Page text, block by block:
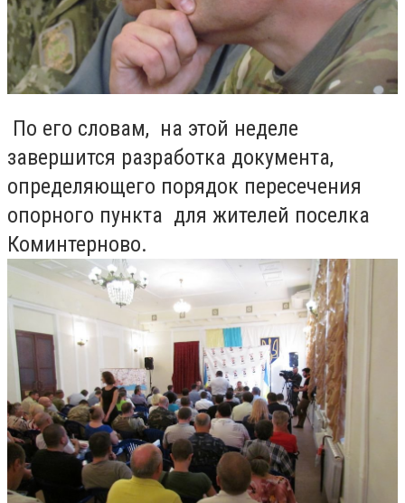
По его словам, на этой неделе
завершится разработка документа,
определяющего порядок пересечения
опорного пункта для жителей поселка
Коминтерново.